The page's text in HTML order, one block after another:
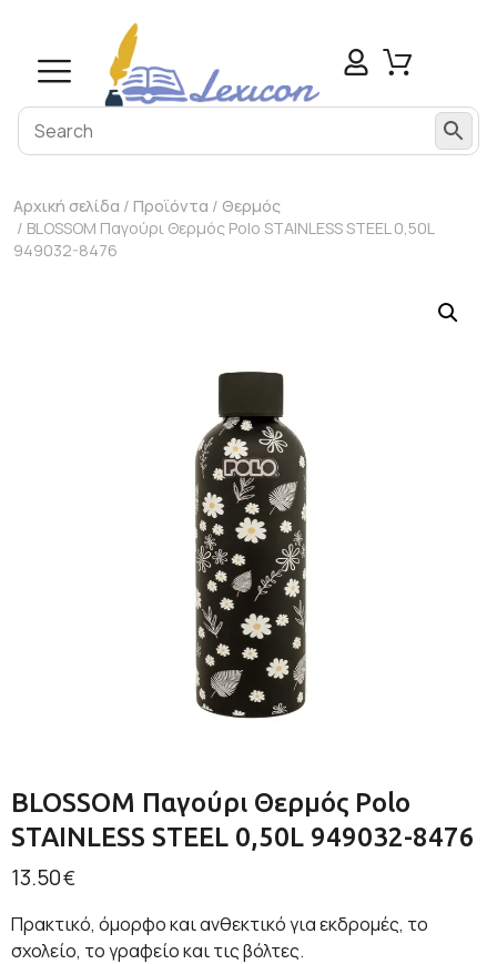
Αρχική σελίδα / Προϊόντα / Θερμός
/ BLOSSOM Παγούρι Θερμός Polo STAINLESS STEEL 0,50L
949032-8476
BLOSSOM Παγούρι Θερμός Polo
STAINLESS STEEL 0,50L 949032-8476
13.50€
Πρακτικό, όμορφο και ανθεκτικό για εκδρομές, το
σχολείο, το γραφείο και τις βόλτες.